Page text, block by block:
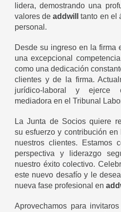
lidera, demostrando una
valores deaddwill
tanto en el
personal.
Desde su ingreso en la firma
una excepcional
como una dedicación
clientes y de la firma.
jurídico-laboral y ejerce
mediadora en el Tribunal
La Junta de Socios quiere
su esfuerzo y contribución
nuestros clientes. Estamos
perspectiva y liderazgo
nuestro éxito colectivo.
este nuevo desafío y le
nueva fase profesional en
Aprovechamos para